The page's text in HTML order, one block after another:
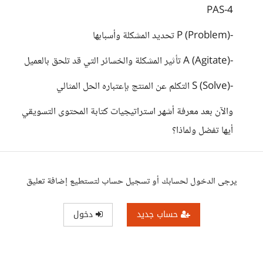
4-PAS
-P (Problem) تحديد المشكلة وأسبابها
-A (Agitate) تأثير المشكلة والخسائر التي قد تلحق بالعميل
-S (Solve) التكلم عن المنتج بإعتباره الحل المثالي
والآن بعد معرفة أشهر استراتيجيات كتابة المحتوى التسويقي
أيها تفضل ولماذا؟
يرجى الدخول لحسابك أو تسجيل حساب لتستطيع إضافة تعليق
حساب جديد دخول